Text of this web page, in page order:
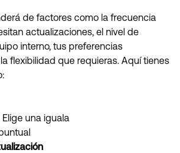
de factores como la frecuencia
actualizaciones, el nivel de
interno, tus preferencias
flexibilidad que requieras. Aquí tienes
una iguala